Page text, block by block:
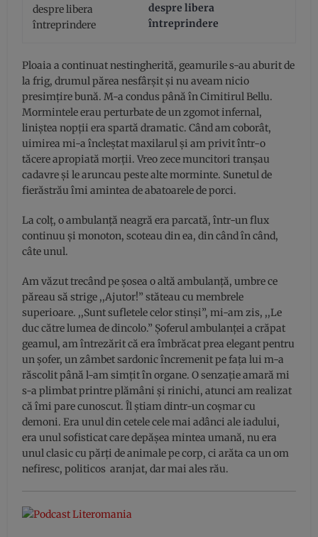
despre libera
întreprindere
Ploaia a continuat nestingherită, geamurile s-au aburit de
la frig, drumul părea nesfârșit și nu aveam nicio
presimțire bună. M-a condus până în Cimitirul Bellu.
Mormintele erau perturbate de un zgomot infernal,
liniștea nopții era spartă dramatic. Când am coborât,
uimirea mi-a încleștat maxilarul și am privit într-o
tăcere apropiată morții. Vreo zece muncitori tranșau
cadavre și le aruncau peste alte morminte. Sunetul de
fierăstrău îmi amintea de abatoarele de porci.
La colț, o ambulanță neagră era parcată, într-un flux
continuu și monoton, scoteau din ea, din când în când,
câte unul.
Am văzut trecând pe șosea o altă ambulanță, umbre ce
păreau să strige ,,Ajutor!” stăteau cu membrele
superioare. ,,Sunt sufletele celor stinși”, mi-am zis, ,,Le
duc către lumea de dincolo.” Șoferul ambulanței a crăpat
geamul, am întrezărit că era îmbrăcat prea elegant pentru
un șofer, un zâmbet sardonic încremenit pe fața lui m-a
răscolit până l-am simțit în organe. O senzație amară mi
s-a plimbat printre plămâni și rinichi, atunci am realizat
că îmi pare cunoscut. Îl știam dintr-un coșmar cu
demoni. Era unul din cetele cele mai adânci ale iadului,
era unul sofisticat care depășea mintea umană, nu era
unul clasic cu părți de animale pe corp, ci arăta ca un om
nefiresc, politicos aranjat, dar mai ales rău.